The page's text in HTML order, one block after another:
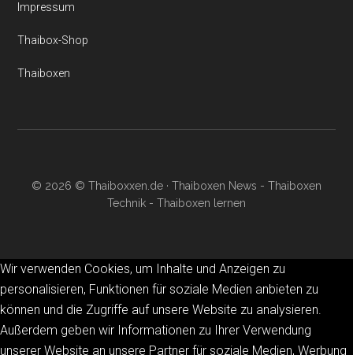
Impressum
Thaibox-Shop
Thaiboxen
© 2026 © Thaiboxxen.de · Thaiboxen News - Thaiboxen
Technik - Thaiboxen lernen
Wir verwenden Cookies, um Inhalte und Anzeigen zu
personalisieren, Funktionen für soziale Medien anbieten zu
können und die Zugriffe auf unsere Website zu analysieren.
Außerdem geben wir Informationen zu Ihrer Verwendung
unserer Website an unsere Partner für soziale Medien, Werbung